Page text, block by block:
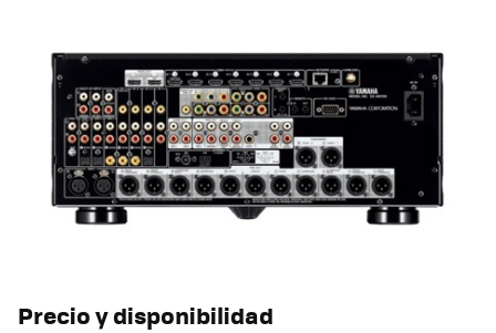
Precio y disponibilidad